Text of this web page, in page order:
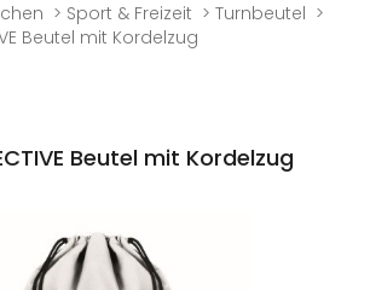
Sport & Freizeit
Turnbeutel
Beutel mit Kordelzug
Beutel mit Kordelzug